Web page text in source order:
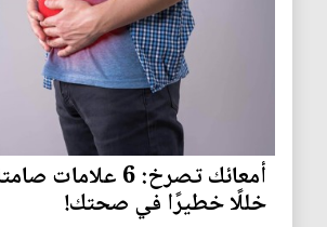
أمعائك تصرخ: 6
خللًا خطيرًا في صحتك!